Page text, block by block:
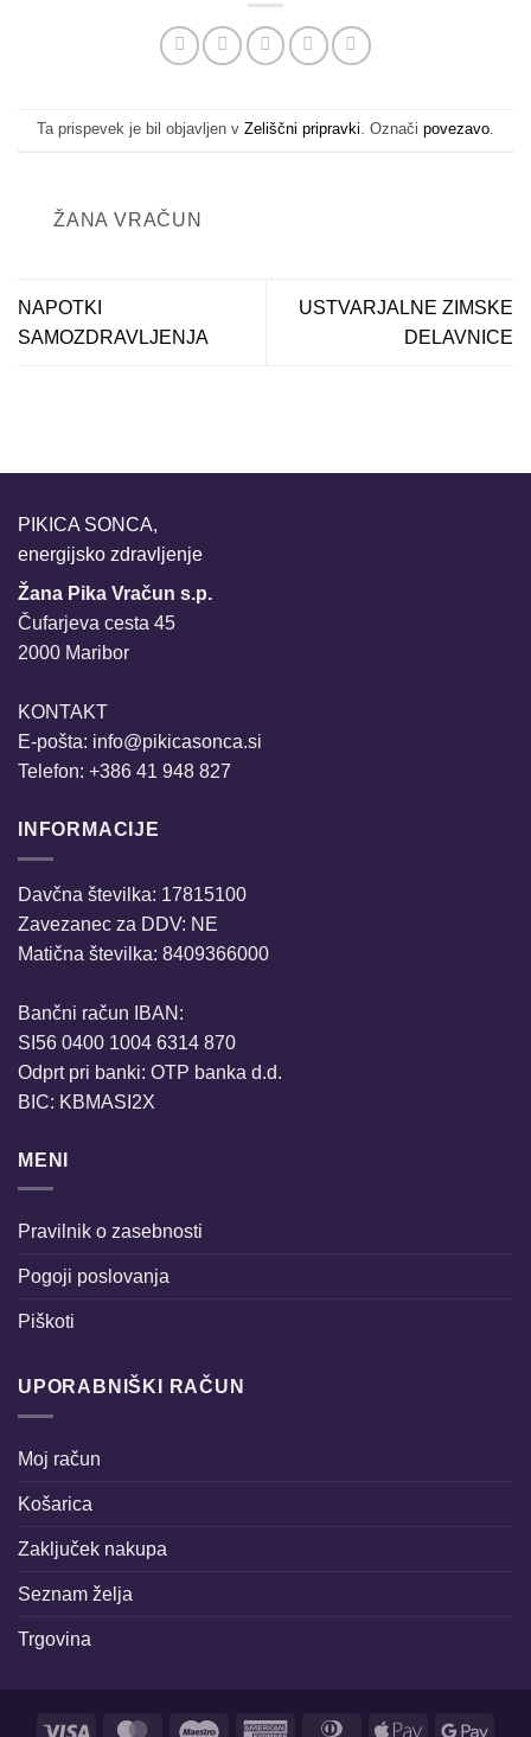
Ta prispevek je bil objavljen v Zeliščni pripravki. Označi povezavo.
ŽANA VRAČUN
NAPOTKI
SAMOZDRAVLJENJA
USTVARJALNE ZIMSKE
DELAVNICE
PIKICA SONCA,
energijsko zdravljenje
Žana Pika Vračun s.p.
Čufarjeva cesta 45
2000 Maribor
KONTAKT
E-pošta: info@pikicasonca.si
Telefon: +386 41 948 827
INFORMACIJE
Davčna številka: 17815100
Zavezanec za DDV: NE
Matična številka: 8409366000
Bančni račun IBAN:
SI56 0400 1004 6314 870
Odprt pri banki: OTP banka d.d.
BIC: KBMASI2X
MENI
Pravilnik o zasebnosti
Pogoji poslovanja
Piškoti
UPORABNIŠKI RAČUN
Moj račun
Košarica
Zaključek nakupa
Seznam želja
Trgovina
Visa MasterCardMaestro American Dinners Apple